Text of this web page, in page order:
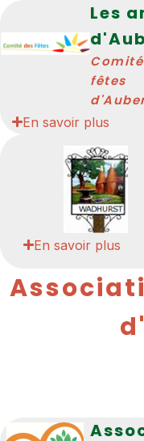
Les
fêtes
En savoir plus
En savoir plus